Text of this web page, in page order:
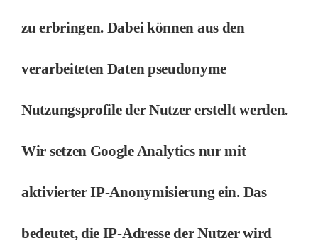
zu erbringen. Dabei können aus den
verarbeiteten Daten pseudonyme
Nutzungsprofile der Nutzer erstellt werden.
Wir setzen Google Analytics nur mit
aktivierter IP-Anonymisierung ein. Das
bedeutet, die IP-Adresse der Nutzer wird